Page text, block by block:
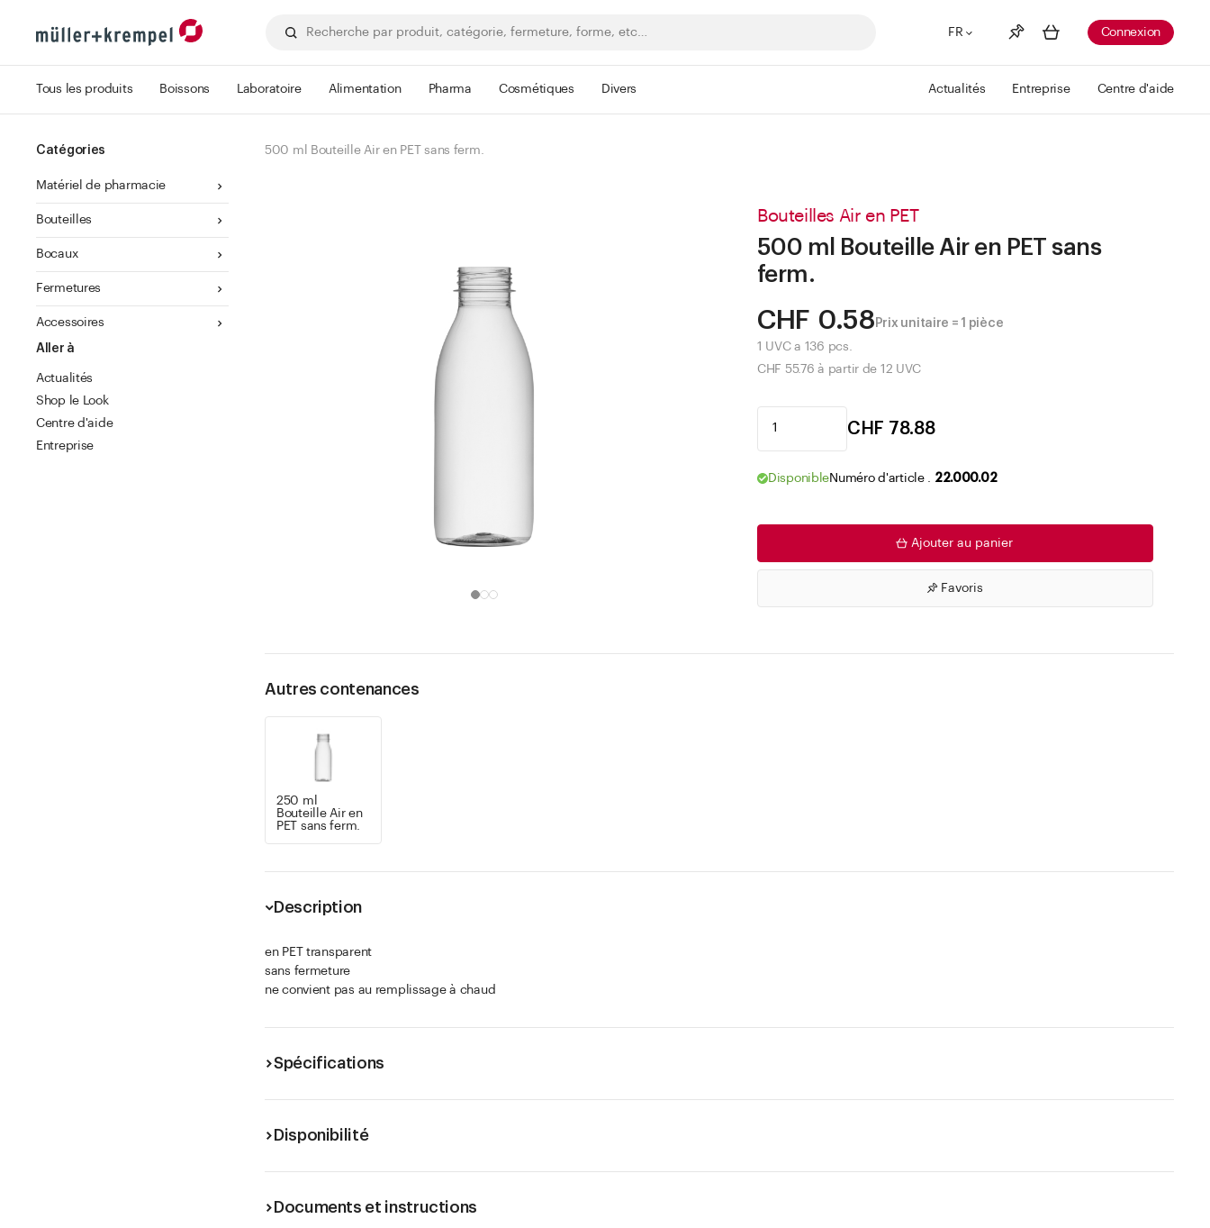
FR
Liste de souhaits Voir plus
Connexion
Tous les produits Boissons Laboratoire Alimentation Pharma Cosmétiques Divers Actualités Entreprise Centre d'aide
Catégories
Matériel de pharmacie
Bouteilles
Bocaux
Fermetures
Accessoires
Aller à
Actualités
Shop le Look
Centre d'aide
Entreprise
500 ml Bouteille Air en PET sans ferm.
Bouteilles Air en PET
500 ml Bouteille Air en PET sans
ferm.
CHF 0.58 Prix unitaire = 1 pièce
1 UVC a 136 pcs.
CHF 55.76 à partir de 12 UVC
CHF 78.88
DisponibleNuméro d'article . 22.000.02
Ajouter au panier
Favoris
Autres contenances
250 ml
Bouteille Air en
PET sans ferm.
Description
en PET transparent
sans fermeture
ne convient pas au remplissage à chaud
Spécifications
Disponibilité
Documents et instructions